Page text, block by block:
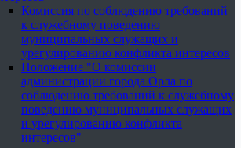
Комиссия по соблюдению требований
к служебному поведению
муниципальных служащих и
урегулированию конфликта интересов
Положение "О комиссии
администрации города Орла по
соблюдению требований к служебному
поведению муниципальных служащих
и урегулированию конфликта
интересов"